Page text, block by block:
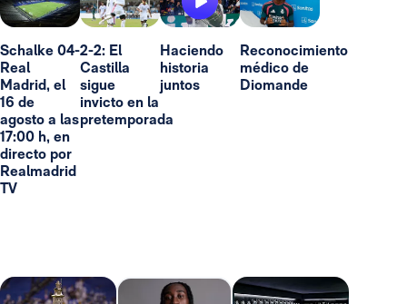
Schalke 04-
Real
Madrid, el
16 de
agosto a las
17:00 h, en
directo por
Realmadrid
TV
2-2: El
Castilla
sigue
invicto en la
pretemporada
Haciendo
historia
juntos
Reconocimiento
médico de
Diomande